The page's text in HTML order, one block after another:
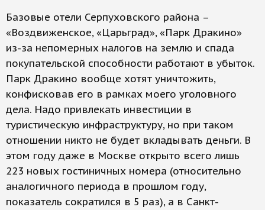
Базовые отели Серпуховского района –
«Воздвиженское, «Царьград», «Парк Дракино»
из-за непомерных налогов на землю и спада
покупательской способности работают в убыток.
Парк Дракино вообще хотят уничтожить,
конфисковав его в рамках моего уголовного
дела. Надо привлекать инвестиции в
туристическую инфраструктуру, но при таком
отношении никто не будет вкладывать деньги. В
этом году даже в Москве открыто всего лишь
223 новых гостиничных номера (относительно
аналогичного периода в прошлом году,
показатель сократился в 5 раз), а в Санкт-